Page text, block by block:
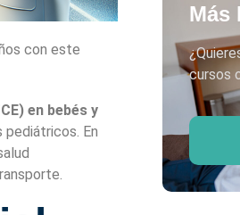
con este
en bebés y
En
Más
cursos